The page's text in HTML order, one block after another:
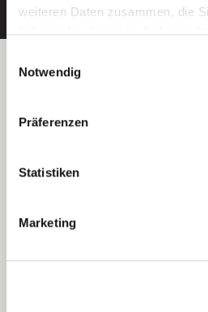
weiteren Daten zusammen, die
Wenn Sie auf „Cookies
Sie der Speicherung sämtlicher
Ihre Einwilligung
indem Sie die Cookie-
unsererDatenschutzerklärung
Notwendig
Präferenzen
Statistiken
Marketing
Betreiber der Webseite
Kantstraße 45a
(Ein Tochterunternehmen des AWO
e.V.)